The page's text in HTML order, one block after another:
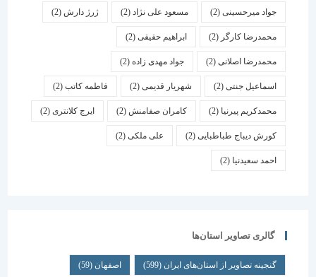
جواد میرحسینی(2) مسعود علی نژاد(2) ژرژ دارش (2)
محمدرضا کارگر(2) ابراهیم حقیقی(2)
محمدرضا اصلانی(2) جواد مهدی زاده(2)
اسماعیل جنتی(2) شهریار قدیمی(2) فاطمه کاتب(2)
محمدکریم پیرنیا (2) کامران صفامنش(2) ایرج کلانتری (2)
کورش دیباج طباطبایی(2) علی ملکی(2)
احمد سعیدنیا (2)
گالری تصاویر استان‌ها
گنجینه تصاویر از استان‌های ایران(599) اصفهان (59)